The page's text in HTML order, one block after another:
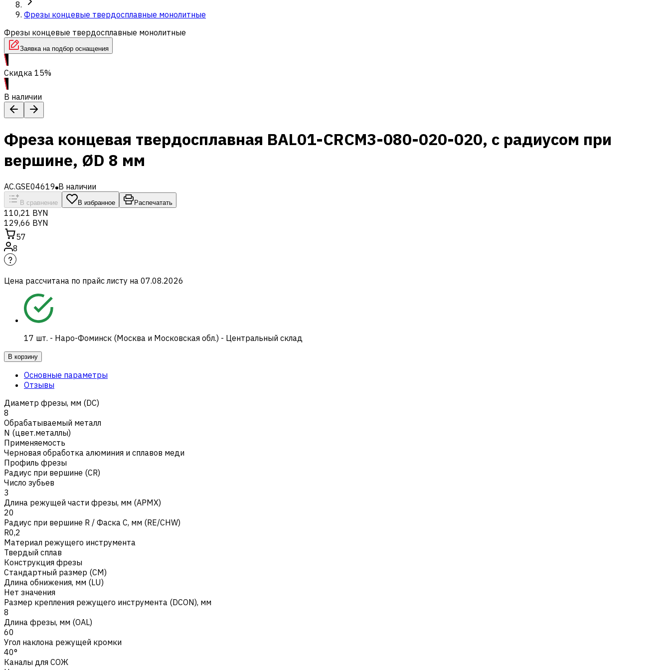
Фрезы концевые твердосплавные монолитные
Фрезы концевые твердосплавные монолитные
Заявка на подбор оснащения
Скидка 15%
В наличии
Фреза концевая твердосплавная BAL01-CRCM3-080-020-020, с радиусом при
вершине, ØD 8 мм
AC.GSE04619 В наличии
В сравнение В избранное Распечатать
110,21 BYN
129,66 BYN
57
8
Цена рассчитана по прайс листу на 07.08.2026
17 шт. - Наро-Фоминск (Москва и Московская обл.) - Центральный склад
В корзину
Основные параметры
Отзывы
Диаметр фрезы, мм (DC)
8
Обрабатываемый металл
N (цвет.металлы)
Применяемость
Черновая обработка алюминия и сплавов меди
Профиль фрезы
Радиус при вершине (CR)
Число зубьев
3
Длина режущей части фрезы, мм (APMX)
20
Радиус при вершине R / Фаска C, мм (RE/CHW)
R0,2
Материал режущего инструмента
Твердый сплав
Конструкция фрезы
Стандартный размер (CM)
Длина обнижения, мм (LU)
Нет значения
Размер крепления режущего инструмента (DCON), мм
8
Длина фрезы, мм (OAL)
60
Угол наклона режущей кромки
40°
Каналы для СОЖ